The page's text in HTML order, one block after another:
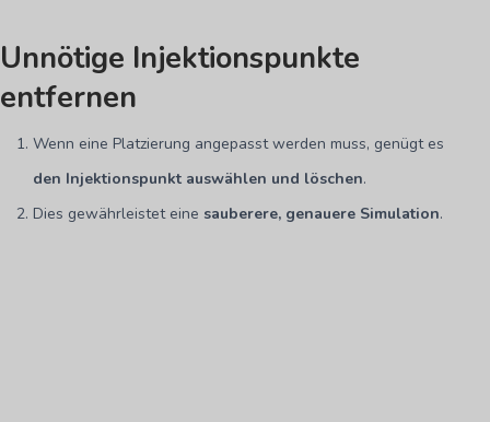
Unnötige Injektionspunkte
entfernen
Wenn eine Platzierung angepasst werden muss, genügt es
den Injektionspunkt auswählen und löschen.
Dies gewährleistet eine sauberere, genauere Simulation.